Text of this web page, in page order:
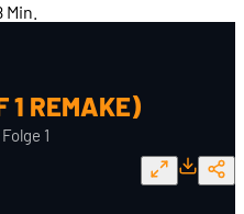
Min.
REMAKE)
1